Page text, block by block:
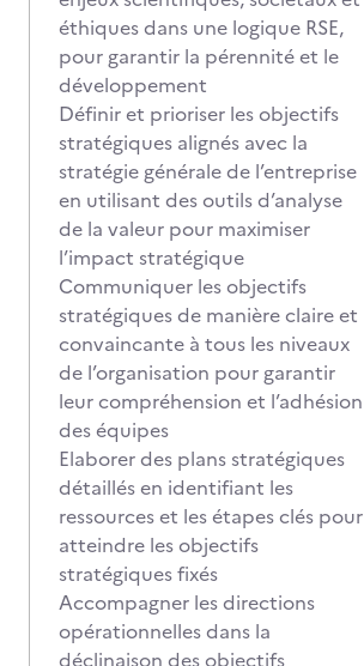
éthiques dans une logique RSE,
pour garantir la pérennité et le
développement
Définir et prioriser les objectifs
stratégiques alignés avec la
stratégie générale de l’entreprise
en utilisant des outils d’analyse
de la valeur pour maximiser
l’impact stratégique
Communiquer les objectifs
stratégiques de manière claire et
convaincante à tous les niveaux
de l’organisation pour garantir
leur compréhension et l’adhésion
des équipes
Elaborer des plans stratégiques
détaillés en identifiant les
ressources et les étapes clés pour
atteindre les objectifs
stratégiques fixés
Accompagner les directions
opérationnelles dans la
déclinaison des objectifs